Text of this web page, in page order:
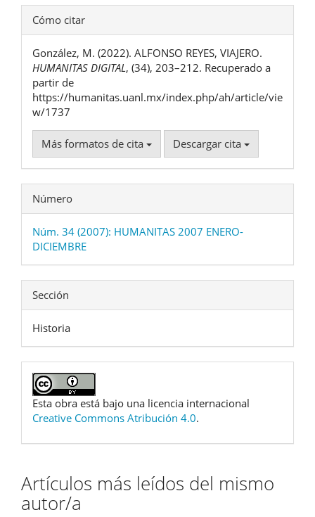
Detalles
del
artículo
Cómo citar
González, M. (2022). ALFONSO REYES, VIAJERO.
HUMANITAS DIGITAL, (34), 203–212. Recuperado a
partir de
https://humanitas.uanl.mx/index.php/ah/article/vie
w/1737
Más formatos de cita Descargar cita
Número
Núm. 34 (2007): HUMANITAS 2007 ENERO-
DICIEMBRE
Sección
Historia
Esta obra está bajo una licencia internacional
Creative Commons Atribución 4.0.
Artículos más leídos del mismo
autor/a